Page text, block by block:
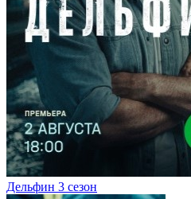
Дельфин 3 сезон